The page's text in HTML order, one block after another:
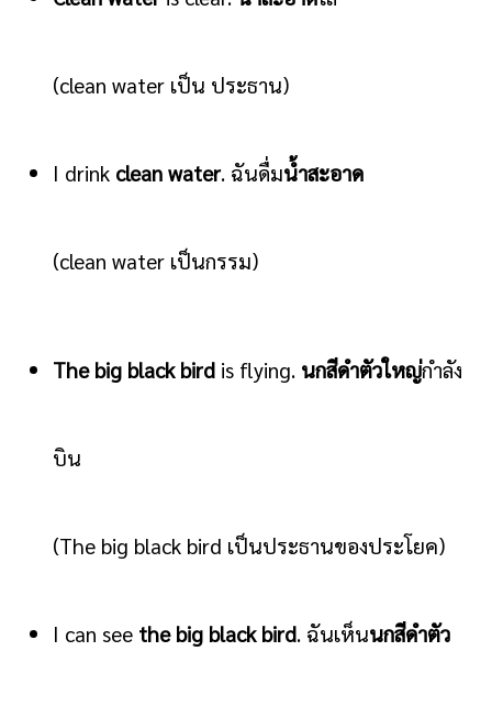
(clean water เป็น ประธาน)
I drink clean water. ฉันดื่มน้ำสะอาด
(clean water เป็นกรรม)
The big black bird is flying. นกสีดำตัวใหญ่กำลัง
บิน
(The big black bird เป็นประธานของประโยค)
I can see the big black bird. ฉันเห็นนกสีดำตัว